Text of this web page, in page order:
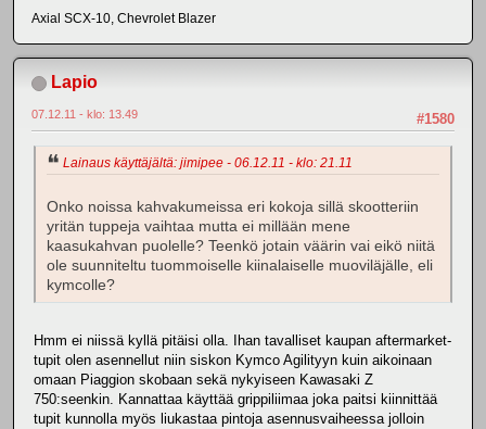
Axial SCX-10, Chevrolet Blazer
Lapio
#1580
07.12.11 - klo: 13.49
Lainaus käyttäjältä: jimipee - 06.12.11 - klo: 21.11
Onko noissa kahvakumeissa eri kokoja sillä skootteriin
yritän tuppeja vaihtaa mutta ei millään mene
kaasukahvan puolelle? Teenkö jotain väärin vai eikö niitä
ole suunniteltu tuommoiselle kiinalaiselle muoviläjälle, eli
kymcolle?
Hmm ei niissä kyllä pitäisi olla. Ihan tavalliset kaupan aftermarket-
tupit olen asennellut niin siskon Kymco Agilityyn kuin aikoinaan
omaan Piaggion skobaan sekä nykyiseen Kawasaki Z
750:seenkin. Kannattaa käyttää grippiliimaa joka paitsi kiinnittää
tupit kunnolla myös liukastaa pintoja asennusvaiheessa jolloin